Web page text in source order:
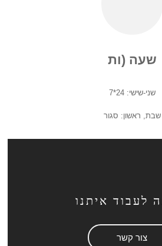
שעה (ות
שני-שישי: 24*7
שבת, ראשון: סגור
צור קשר